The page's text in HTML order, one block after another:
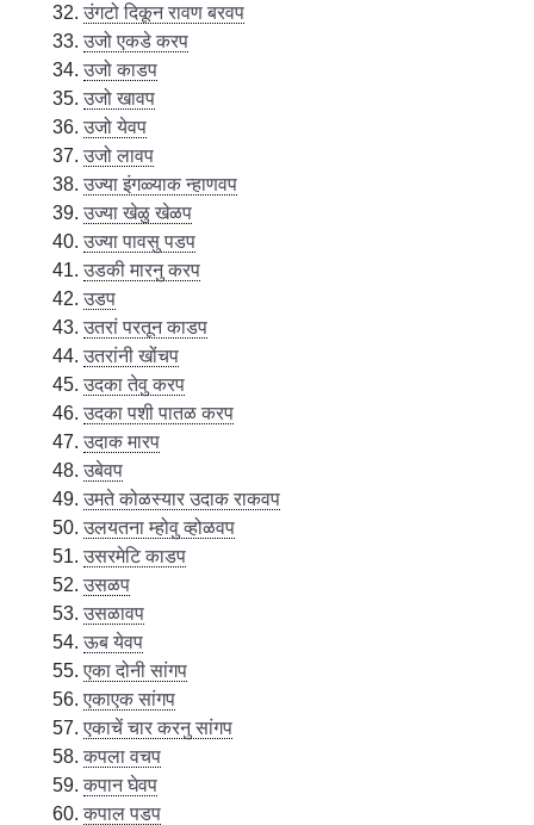
उंगटो दिकून रावण बरवप
उजो एकडे करप
उजो काडप
उजो खावप
उजो येवप
उजो लावप
उज्या इंगळ्याक न्हाणवप
उज्या खेळु खेळप
उज्या पावसु पडप
उडकी मारनु करप
उडप
उतरां परतून काडप
उतरांनी खोंचप
उदका तेवु करप
उदका पशी पातळ करप
उदाक मारप
उबेवप
उमते कोळस्यार उदाक राकवप
उलयतना म्होवु व्होळवप
उसरमेटि काडप
उसळप
उसळावप
ऊब येवप
एका दोनी सांगप
एकाएक सांगप
एकाचें चार करनु सांगप
कपला वचप
कपान घेवप
कपाल पडप